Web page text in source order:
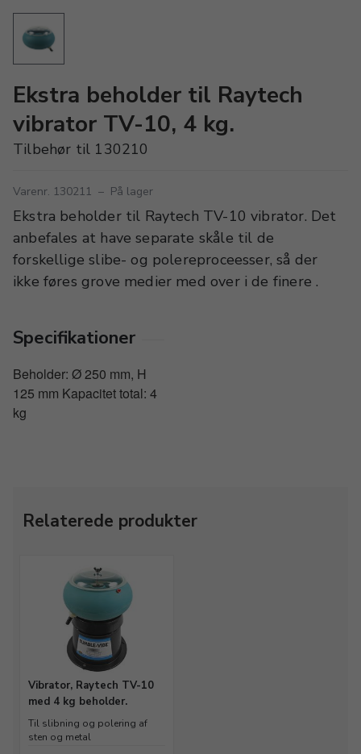
Ekstra beholder til Raytech
vibrator TV-10, 4 kg.
Tilbehør til 130210
Varenr. 130211 – På lager
Ekstra beholder til Raytech TV-10 vibrator. Det
anbefales at have separate skåle til de
forskellige slibe- og polereproceesser, så der
ikke føres grove medier med over i de finere .
Specifikationer
Beholder: Ø 250 mm, H
125 mm Kapacitet total: 4
kg
Relaterede produkter
Vibrator, Raytech TV-10
med 4 kg beholder.
Til slibning og polering af
sten og metal